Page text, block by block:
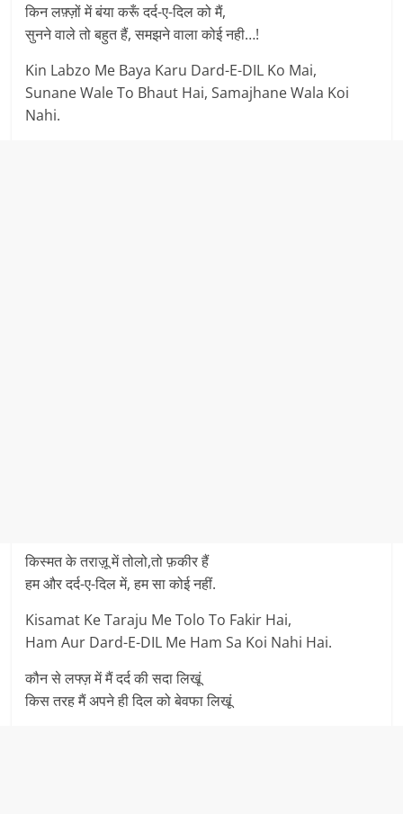
किन लफ़्ज़ों में बंया करूँ दर्द-ए-दिल को मैं,
सुनने वाले तो बहुत हैं, समझने वाला कोई नही…!
Kin Labzo Me Baya Karu Dard-E-DIL Ko Mai,
Sunane Wale To Bhaut Hai, Samajhane Wala Koi
Nahi.
किस्मत के तराज़ू में तोलो,तो फ़कीर हैं
हम और दर्द-ए-दिल में, हम सा कोई नहीं.
Kisamat Ke Taraju Me Tolo To Fakir Hai,
Ham Aur Dard-E-DIL Me Ham Sa Koi Nahi Hai.
कौन से लफ्ज़ में मैं दर्द की सदा लिखूं
किस तरह मैं अपने ही दिल को बेवफा लिखूं